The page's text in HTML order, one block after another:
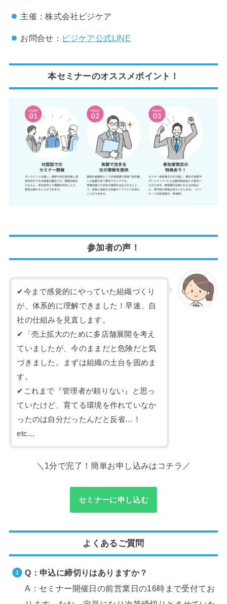
主催：株式会社ビジケア
お問合せ： ビジケア公式LINE
本セミナーのオススメポイント！
参加者の声！
✔今まで感覚的にやっていた組織づくり
が、体系的に理解できました！早速、自
社の仕組みを見直します。
✔「売上拡大のために多店舗展開を考え
ていましたが、今のままだと危険だと気
づきました。まずは組織の土台を固めま
す。
✔これまで『管理者が頼りない』と思っ
ていたけど、育てる環境を作れていなか
ったのは自分だったんだと反省…！
etc…
＼1分で完了！簡単お申し込みはコチラ／
セミナーに申し込む
よくあるご質問
Q：申込に締切りはありますか？
A：セミナー開催日の前営業日の16時まで受付てお